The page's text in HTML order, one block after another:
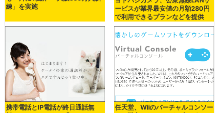
練」を実施
ービスが業界最安値の月額280円
で利用できるプランなどを提供
携帯電話とIP電話が終日通話無
任天堂、Wiiのバーチャルコンソー